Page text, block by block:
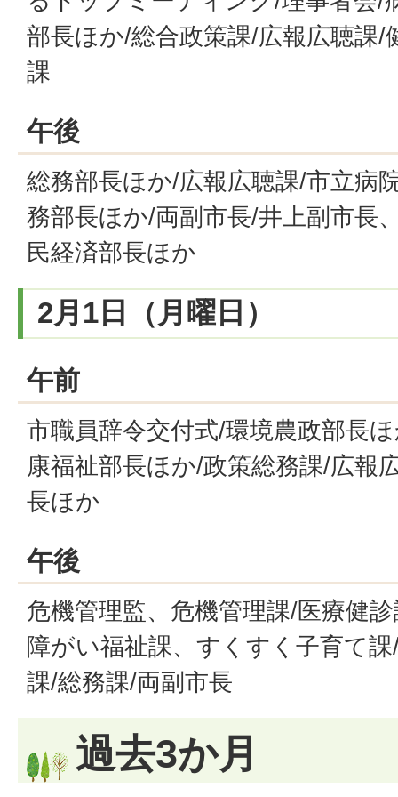
部長ほか/総合政策課/広報広聴課/
課
午後
総務部長ほか/広報広聴課/市立病
務部長ほか/両副市長/井上副市長
民経済部長ほか
2月1日（月曜日）
午前
市職員辞令交付式/環境農政部長
康福祉部長ほか/政策総務課/広報
長ほか
午後
危機管理監、危機管理課/医療健
障がい福祉課、すくすく子育て
課/総務課/両副市長
過去3か月